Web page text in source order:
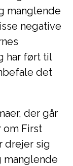
manglende
negative
har ført til
det
der går
om First
drejer sig